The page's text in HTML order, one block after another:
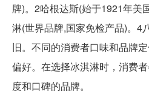
牌)。2哈根达斯(始于1921年美
淋(世界品牌,国家免检产品)。4
旧。不同的消费者口味和品牌
偏好。在选择冰淇淋时，消费
度和口碑的品牌。